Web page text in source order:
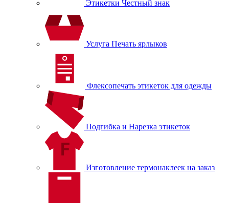
Этикетки Честный знак
Услуга Печать ярлыков
Флексопечать этикеток для одежды
Подгибка и Нарезка этикеток
Изготовление термонаклеек на заказ